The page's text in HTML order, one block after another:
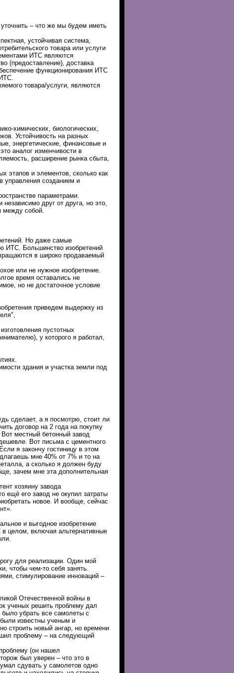
– что же мы будем иметь
устойчивая система,
товара или услуги
ИТС являются
(предоставление), доставка
функционирования ИТС
товара/услуги, являются
химических, биологических,
Устойчивость на разных
энергетические, финансовые и
аналог изменчивости в
расширение рынка сбыта,
этапов и элементов, сколько как
управления созданием и
параметрами.
друг от друга, но это,
между собой.
Но даже самые
ИТС. Большинство изобретений
в широко продаваемый
или не нужное изобретение.
время оставались не
но не достаточное условие
приведем выдержку из
пустотных
у которого я работал,
здания и участка земли под
сделает, а я посмотрю, стоит ли
договор на 2 года на покупку
местный бетонный завод
Вот письма с цементного
я закончу гостиницу в этом
мне 40% от 7% и то на
а сколько я должен буду
зачем мне эта дополнительная
хозяину завода
ещё его завод не окупил затраты
новое. И вообще, сейчас
и выгодное изобретение
целом, включая альтернативные
для реализации. Один мой
чтобы чем-то себя занять.
стимулирование инноваций –
Отечественной войны в
ученых решить проблему дал
убрать все самолеты с
известны ученым и
строить новый ангар, но времени
проблему – на следующий
(он нашел
был уверен – что это в
сдувать у самолетов одно